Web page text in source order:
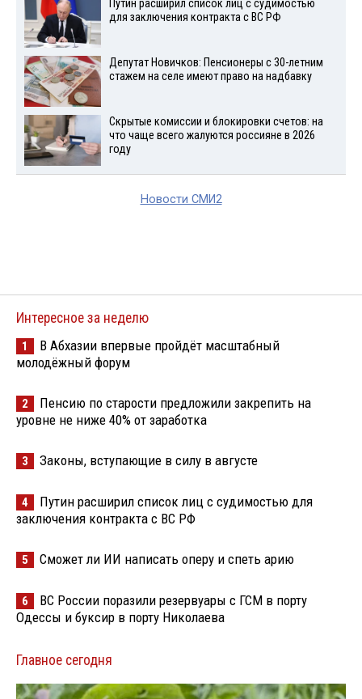
Путин расширил список лиц с судимостью
для заключения контракта с ВС РФ
Депутат Новичков: Пенсионеры с 30-летним
стажем на селе имеют право на надбавку
Скрытые комиссии и блокировки счетов: на
что чаще всего жалуются россияне в 2026
году
Новости СМИ2
Интересное за неделю
1
В Абхазии впервые пройдёт масштабный
молодёжный форум
2
Пенсию по старости предложили закрепить на
уровне не ниже 40% от заработка
3 Законы, вступающие в силу в августе
4
Путин расширил список лиц с судимостью для
заключения контракта с ВС РФ
5 Сможет ли ИИ написать оперу и спеть арию
6
ВС России поразили резервуары с ГСМ в порту
Одессы и буксир в порту Николаева
Главное сегодня